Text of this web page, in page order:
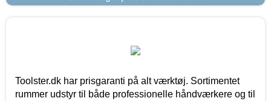
Toolster.dk har prisgaranti på alt værktøj. Sortimentet
rummer udstyr til både professionelle håndværkere og til